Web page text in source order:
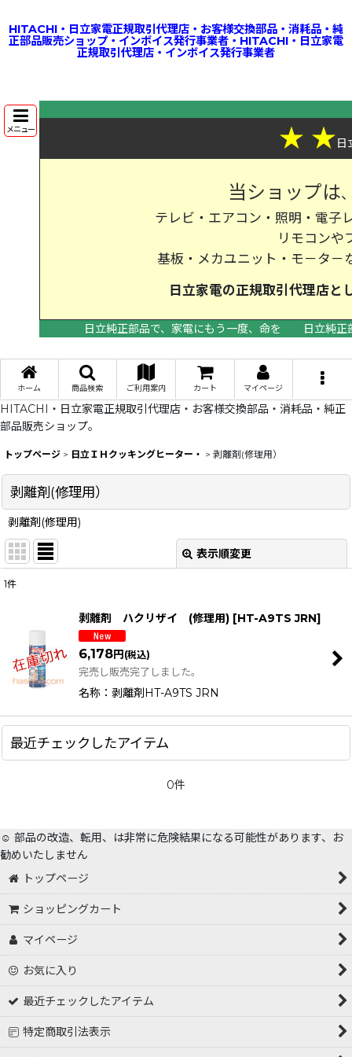
HITACHI・日立家電正規取引代理店・お客様交換部品・消耗品・純
正部品販売ショップ・インボイス発行事業者・HITACHI・日立家電
正規取引代理店・インボイス発行事業者
メニュー ★ ★日
当ショップは
テレビ・エアコン・照明・電子
リモコンや
基板・メカユニット・モ－タ－
日立家電の正規取引代理店
日立純正部品で、家電にもう一度、命を
日立純
ホーム 商品検索 ご利用案内 カート マイページ
HITACHI・日立家電正規取引代理店・お客様交換部品・消耗品・純正
部品販売ショップ。
トップページ > 日立ＩＨクッキングヒーター・ > 剥離剤(修理用）
剥離剤(修理用）
剥離剤(修理用)
表示順変更
在庫あり
並び順
絞り込む
1件
剥離剤 ハクリザイ (修理用) [HT-A9TS JRN]
6,178円(税込)
完売し販売完了しました。
名称：剥離剤HT-A9TS JRN
最近チェックしたアイテム
0件
☺️ 部品の改造、転用、は非常に危険結果になる可能性があります、お
勧めいたしません
トップページ
ショッピングカート
マイページ
お気に入り
最近チェックしたアイテム
特定商取引法表示